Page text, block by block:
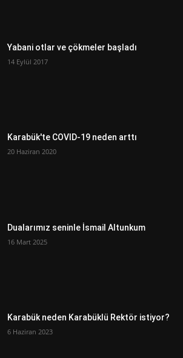
Yabani otlar ve çökmeler başladı
14 Eylül 2017
Karabük'te COVID-19 neden arttı
20 Haziran 2020
Dualarımız seninle İsmail Altunkum
16 Mart 2025
Karabük neden Karabüklü Rektör istiyor?
6 Haziran 2023